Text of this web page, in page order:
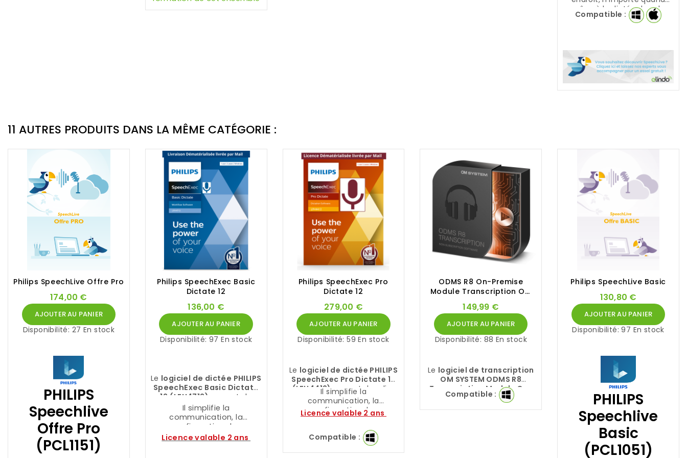
grâce à la dictée dans le
Cloud de PHILIPS !
Compatible :
11 AUTRES PRODUITS DANS LA MÊME CATÉGORIE :
Philips SpeechLive Offre Pro
174,00 €
AJOUTER AU PANIER
Disponibilité: 27 En stock
PHILIPS
Speechlive
Offre Pro
(PCL1151)
Philips SpeechExec Basic
Dictate 12
136,00 €
AJOUTER AU PANIER
Disponibilité: 97 En stock
Le logiciel de dictée PHILIPS
SpeechExec Basic Dictate
12 (LFH4712)
permet de
relier dicteurs et
transcripteurs.
Il simplifie la
communication, la
configuration des
paramètres de flux de
Licence valable 2 ans
Philips SpeechExec Pro
Dictate 12
279,00 €
AJOUTER AU PANIER
Disponibilité:59 En stock
Le logiciel de dictée PHILIPS
SpeechExec Pro Dictate 12
(LFH4412)permet de relier
dicteurs et transcripteurs.
Il simplifie la
communication, la
configuration des
paramètres de flux de travail
individuels et la flexibilité
d'organisation pour un gain
de temps et de ressources.
Licence valable 2 ans
Compatible :
ODMS R8 On-Premise
Module Transcription OM
SYSTEM
149,99 €
AJOUTER AU PANIER
Disponibilité: 88 En stock
Le logiciel de transcription
OM SYSTEM ODMS R8
Transcription Module On-
Premise AS-R802-E1permet
un transfert simple et
Compatible :
Philips SpeechLive Basic
130,80 €
AJOUTER AU PANIER
Disponibilité:97 En stock
PHILIPS
Speechlive
Basic
(PCL1051)